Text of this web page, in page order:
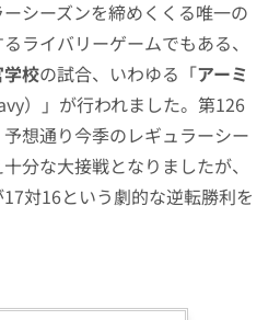
シーズンを締めくくる唯一の
ライバリーゲームでもある、
校の試合、いわゆる「アーミ
）」が行われました。第126
想通り今季のレギュラーシー
分な大接戦となりましたが、
対16という劇的な逆転勝利を